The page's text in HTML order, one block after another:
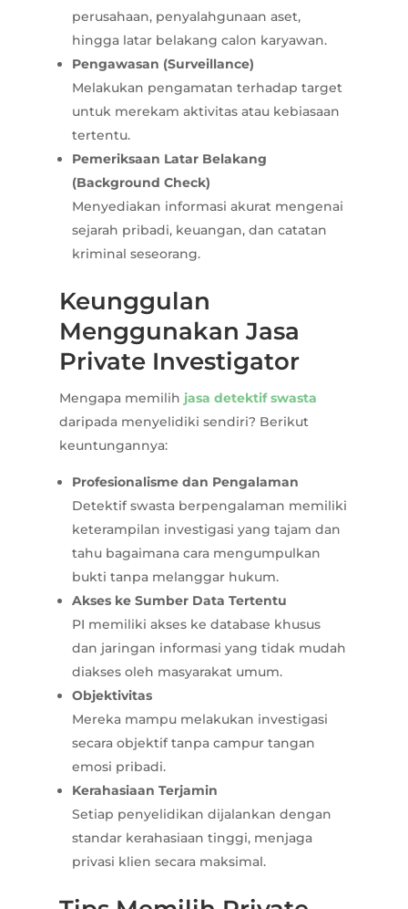
perusahaan, penyalahgunaan aset,
hingga latar belakang calon karyawan.
Pengawasan (Surveillance)
Melakukan pengamatan terhadap target
untuk merekam aktivitas atau kebiasaan
tertentu.
Pemeriksaan Latar Belakang
(Background Check)
Menyediakan informasi akurat mengenai
sejarah pribadi, keuangan, dan catatan
kriminal seseorang.
Keunggulan
Menggunakan Jasa
Private Investigator
Mengapa memilih jasa detektif swasta
daripada menyelidiki sendiri? Berikut
keuntungannya:
Profesionalisme dan Pengalaman
Detektif swasta berpengalaman memiliki
keterampilan investigasi yang tajam dan
tahu bagaimana cara mengumpulkan
bukti tanpa melanggar hukum.
Akses ke Sumber Data Tertentu
PI memiliki akses ke database khusus
dan jaringan informasi yang tidak mudah
diakses oleh masyarakat umum.
Objektivitas
Mereka mampu melakukan investigasi
secara objektif tanpa campur tangan
emosi pribadi.
Kerahasiaan Terjamin
Setiap penyelidikan dijalankan dengan
standar kerahasiaan tinggi, menjaga
privasi klien secara maksimal.